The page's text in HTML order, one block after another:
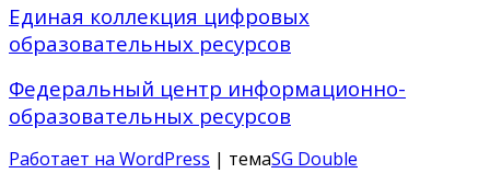
Единая коллекция цифровых
образовательных ресурсов
Федеральный центр информационно-
образовательных ресурсов
Работает на WordPress | темаSG Double